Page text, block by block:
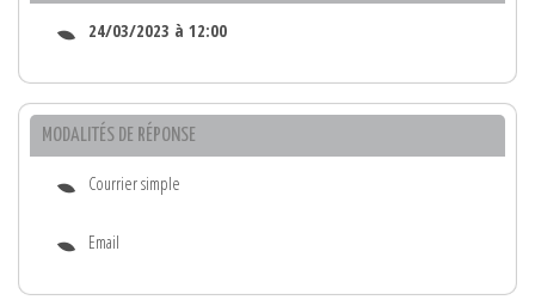
24/03/2023 à 12:00
MODALITÉS DE RÉPONSE
Courrier simple
Email